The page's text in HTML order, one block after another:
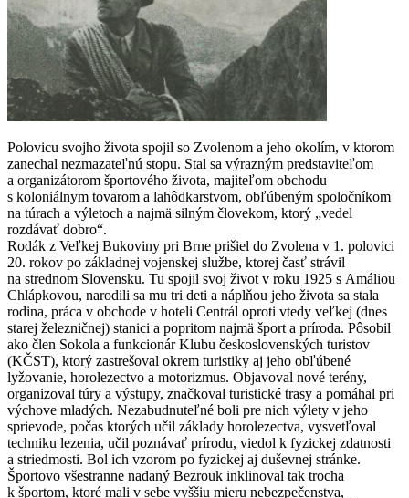
Polovicu svojho života spojil so Zvolenom a jeho okolím, v ktorom
zanechal nezmazateľnú stopu. Stal sa výrazným predstaviteľom
a organizátorom športového života, majiteľom obchodu
s koloniálnym tovarom a lahôdkarstvom, obľúbeným spoločníkom
na túrach a výletoch a najmä silným človekom, ktorý „vedel
rozdávať dobro“.
Rodák z Veľkej Bukoviny pri Brne prišiel do Zvolena v 1. polovici
20. rokov po základnej vojenskej službe, ktorej časť strávil
na strednom Slovensku. Tu spojil svoj život v roku 1925 s Amáliou
Chlápkovou, narodili sa mu tri deti a náplňou jeho života sa stala
rodina, práca v obchode v hoteli Centrál oproti vtedy veľkej (dnes
starej železničnej) stanici a popritom najmä šport a príroda. Pôsobil
ako člen Sokola a funkcionár Klubu československých turistov
(KČST), ktorý zastrešoval okrem turistiky aj jeho obľúbené
lyžovanie, horolezectvo a motorizmus. Objavoval nové terény,
organizoval túry a výstupy, značkoval turistické trasy a pomáhal pri
výchove mladých. Nezabudnuteľné boli pre nich výlety v jeho
sprievode, počas ktorých učil základy horolezectva, vysvetľoval
techniku lezenia, učil poznávať prírodu, viedol k fyzickej zdatnosti
a striedmosti. Bol ich vzorom po fyzickej aj duševnej stránke.
Športovo všestranne nadaný Bezrouk inklinoval tak trocha
k športom, ktoré mali v sebe vyššiu mieru nebezpečenstva,